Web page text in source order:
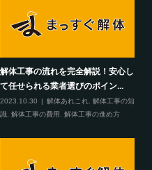
解体工事の流れを完全解説！安心し
て任せられる業者選びのポイン...
2023.10.30 解体あれこれ
解体工事の知
識
解体工事の費用 解体工事の進め方